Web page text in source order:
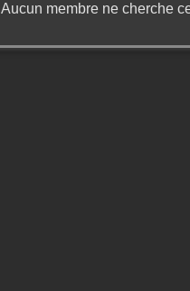
Aucun membre ne cherche